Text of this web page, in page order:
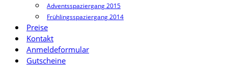
Adventsspaziergang 2015
Frühlingsspaziergang 2014
Preise
Kontakt
Anmeldeformular
Gutscheine